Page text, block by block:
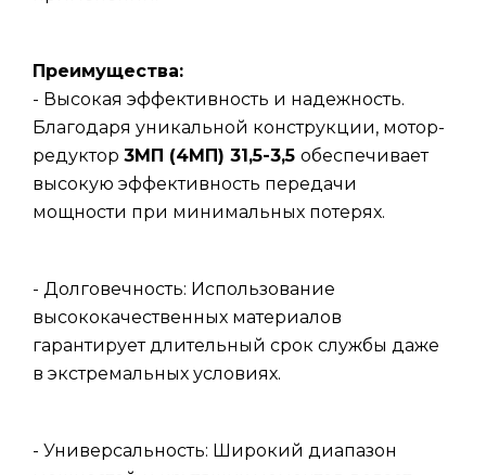
Преимущества:
- Высокая эффективность и надежность.
Благодаря уникальной конструкции, мотор-
редуктор 3МП (4МП) 31,5-3,5 обеспечивает
высокую эффективность передачи
мощности при минимальных потерях.
- Долговечность: Использование
высококачественных материалов
гарантирует длительный срок службы даже
в экстремальных условиях.
- Универсальность: Широкий диапазон